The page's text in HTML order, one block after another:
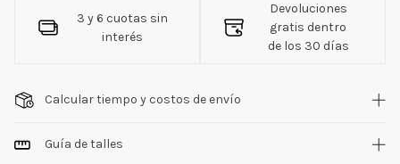
3 y 6 cuotas sin
interés
Devoluciones
gratis dentro
de los 30 días
Calcular tiempo y costos de envío
Guía de talles